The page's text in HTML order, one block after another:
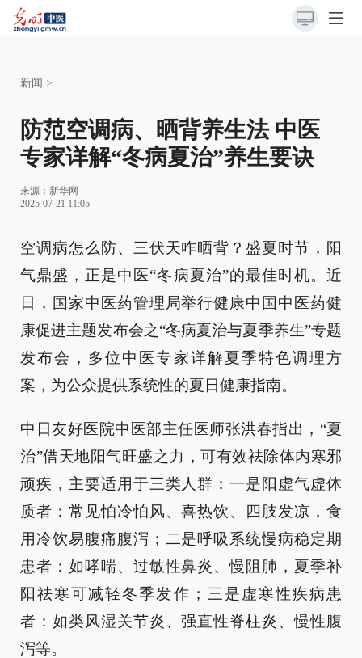
新闻 >
防范空调病、晒背养生法 中医
专家详解“冬病夏治”养生要诀
来源： 新华网
2025-07-21 11:05
空调病怎么防、三伏天咋晒背？盛夏时节，阳
气鼎盛，正是中医“冬病夏治”的最佳时机。近
日，国家中医药管理局举行健康中国中医药健
康促进主题发布会之“冬病夏治与夏季养生”专题
发布会，多位中医专家详解夏季特色调理方
案，为公众提供系统性的夏日健康指南。
中日友好医院中医部主任医师张洪春指出，“夏
治”借天地阳气旺盛之力，可有效祛除体内寒邪
顽疾，主要适用于三类人群：一是阳虚气虚体
质者：常见怕冷怕风、喜热饮、四肢发凉，食
用冷饮易腹痛腹泻；二是呼吸系统慢病稳定期
患者：如哮喘、过敏性鼻炎、慢阻肺，夏季补
阳祛寒可减轻冬季发作；三是虚寒性疾病患
者：如类风湿关节炎、强直性脊柱炎、慢性腹
泻等。